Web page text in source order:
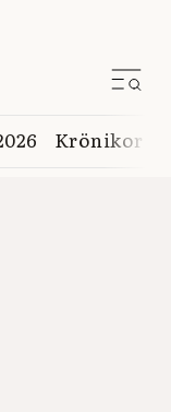
Krönikor